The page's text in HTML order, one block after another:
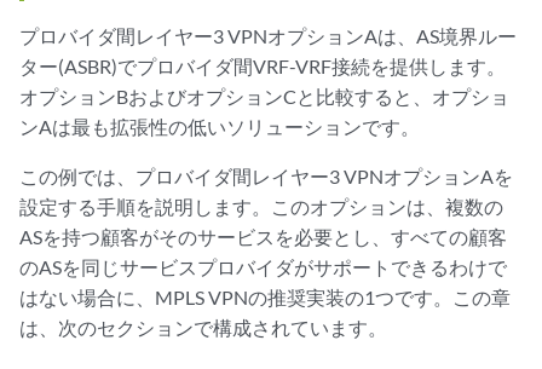
プロバイダ間レイヤー3 VPNオプションAは、AS境界ルー
ター(ASBR)でプロバイダ間VRF-VRF接続を提供します。
オプションBおよびオプションCと比較すると、オプショ
ンAは最も拡張性の低いソリューションです。
この例では、プロバイダ間レイヤー3 VPNオプションAを
設定する手順を説明します。このオプションは、複数の
ASを持つ顧客がそのサービスを必要とし、すべての顧客
のASを同じサービスプロバイダがサポートできるわけで
はない場合に、MPLS VPNの推奨実装の1つです。この章
は、次のセクションで構成されています。